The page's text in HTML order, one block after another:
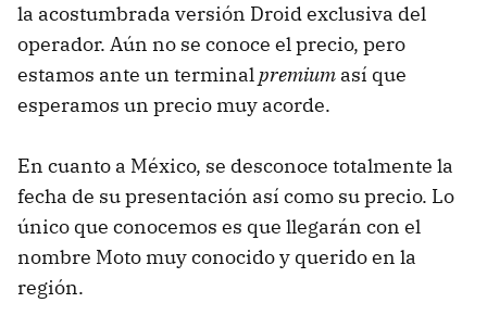
la acostumbrada versión Droid exclusiva del
operador. Aún no se conoce el precio, pero
estamos ante un terminalpremium así que
esperamos un precio muy acorde.
En cuanto a México, se desconoce totalmente la
fecha de su presentación así como su precio. Lo
único que conocemos es que llegarán con el
nombre Moto muy conocido y querido en la
región.